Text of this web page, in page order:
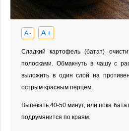
A - A +
Сладкий картофель (батат)
полосками. Обмакнуть в чашу с
выложить в один слой на
острым красным перцем.
Выпекать 40-50 минут, или пока
подрумянится по краям.